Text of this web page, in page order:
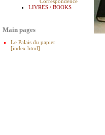
LIVRES / BOOKS
Main pages
Le Palais du papier
[index.html]